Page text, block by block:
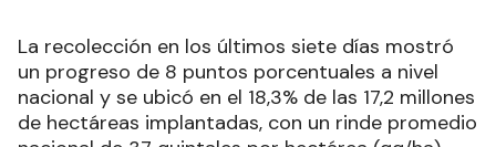
La recolección en los últimos siete días mostró
un progreso de 8 puntos porcentuales a nivel
nacional y se ubicó en el 18,3% de las 17,2 millones
de hectáreas implantadas, con un rinde promedio